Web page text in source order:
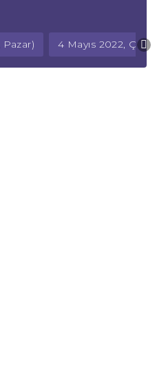
4 Mayıs 2022,